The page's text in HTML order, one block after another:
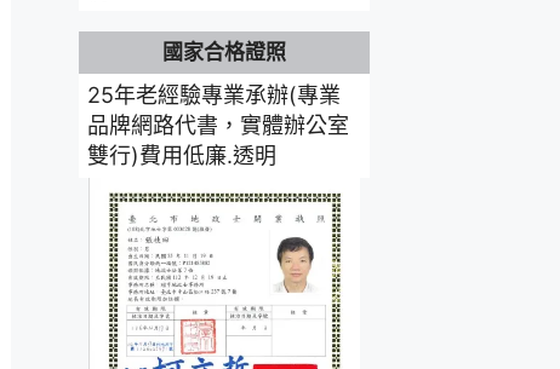
國家合格證照
25年老經驗專業承辦(專業
品牌網路代書，實體辦公室
雙行)費用低廉.透明